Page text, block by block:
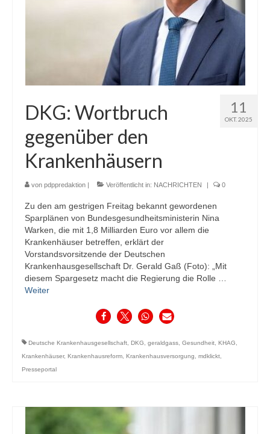
11
OKT. 2025
DKG: Wortbruch
gegenüber den
Krankenhäusern
von pdppredaktion Veröffentlicht in: NACHRICHTEN 0
Zu den am gestrigen Freitag bekannt gewordenen
Sparplänen von Bundesgesundheitsministerin Nina
Warken, die mit 1,8 Milliarden Euro vor allem die
Krankenhäuser betreffen, erklärt der
Vorstandsvorsitzende der Deutschen
Krankenhausgesellschaft Dr. Gerald Gaß (Foto): „Mit
diesem Spargesetz macht die Regierung die Rolle …
Weiter
Deutsche Krankenhausgesellschaft, DKG, geraldgass, Gesundheit, KHAG,
Krankenhäuser, Krankenhausreform, Krankenhausversorgung, mdklickt,
Presseportal